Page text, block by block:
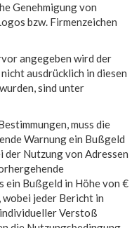
Genehmigung von
bzw. Firmenzeichen
angegeben wird der
ausdrücklich in diesen
sind unter
muss die
Warnung ein Bußgeld
der Nutzung von Adressen
ein Bußgeld in Höhe von €
jeder Bericht in
Verstoß